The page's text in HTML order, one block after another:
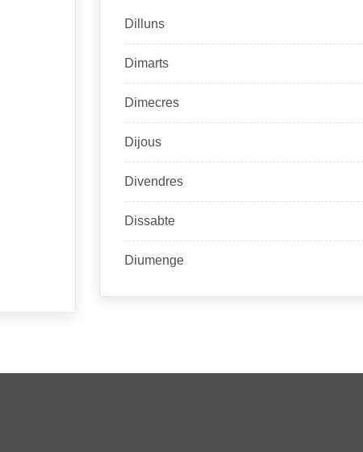
Dilluns
Dimarts
Dimecres
Dijous
Divendres
Dissabte
Diumenge